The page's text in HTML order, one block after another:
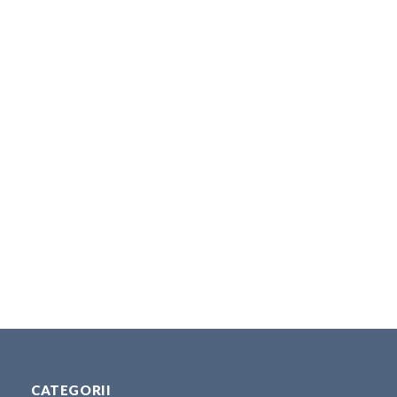
CATEGORII